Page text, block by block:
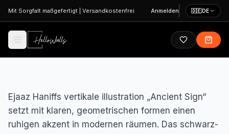
Zum Hauptinhalt springen
Mit Sorgfalt maßgefertigt Versandkostenfrei Anmelden 🇩🇪DE
Ejaaz Haniffs vertikale illustration „Ancient Sign“
setzt mit klaren, geometrischen formen einen
ruhigen akzent in modernen räumen. Das schwarz-